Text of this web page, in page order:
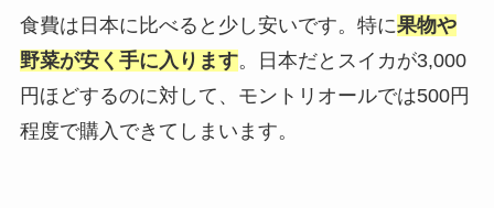
食費は日本に比べると少し安いです。特に果物や
野菜が安く手に入ります。日本だとスイカが3,000
円ほどするのに対して、モントリオールでは500円
程度で購入できてしまいます。